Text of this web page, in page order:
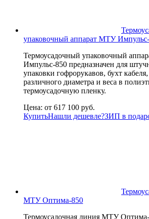
упаковочный аппарат МТУ
Термоусадочный упаковочный
Импульс-850 предназначен для
упаковки гофрорукавов, бухт
различного диаметра и веса в
термоусадочную пленку.
Цена: от 617 100 руб.
КупитьНашли дешевле?ЗИП в
МТУ Оптима-850
Термоусадочная линия МТУ Оптима-